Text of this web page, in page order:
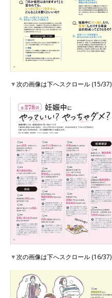
▼次の画像は下へスクロール (15/37)
▼次の画像は下へスクロール (16/37)